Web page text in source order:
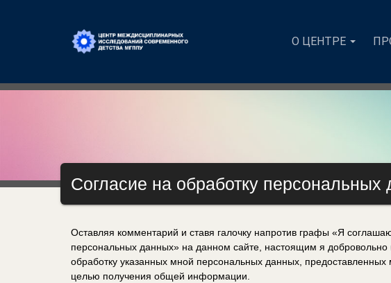
О ЦЕНТРЕ
Согласие на обработку персональных
Оставляя комментарий и ставя галочку напротив графы «Я
персональных данных» на данном сайте, настоящим я добровольно
обработку указанных мной персональных данных,
целью получения общей информации.